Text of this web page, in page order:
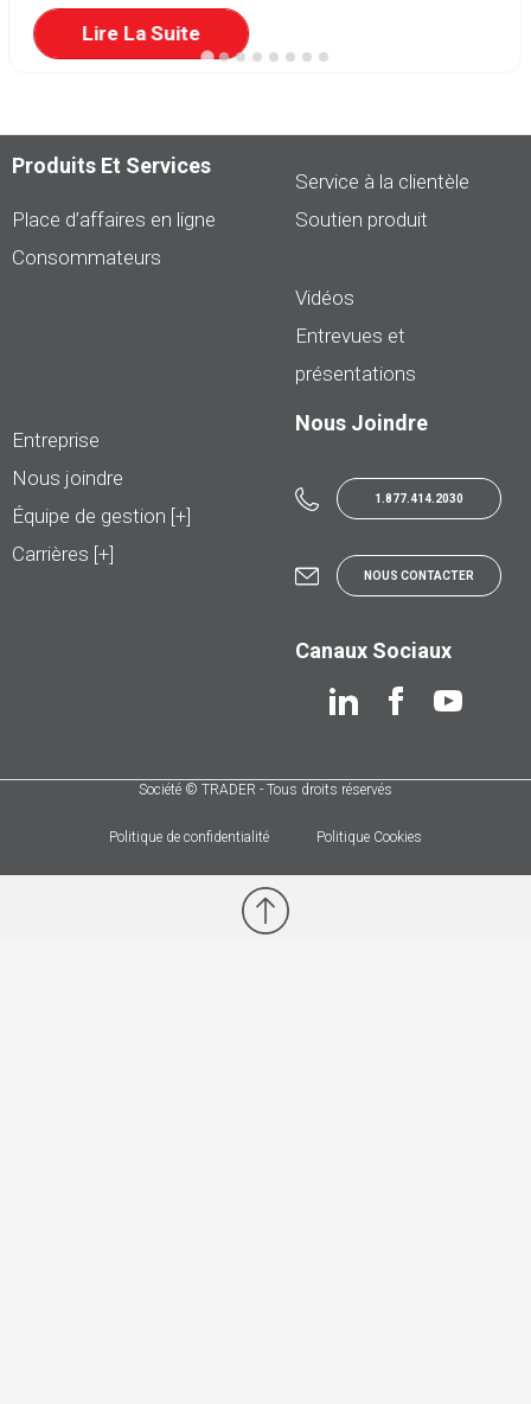
Lire La Suite
Produits Et Services
Place d’affaires en ligne
Consommateurs
Service à la clientèle
Soutien produit
Vidéos
Entrevues et
présentations
Entreprise
Nous joindre
Équipe de gestion [+]
Carrières [+]
Nous Joindre
1.877.414.2030
NOUS CONTACTER
Canaux Sociaux
Société © TRADER - Tous droits réservés
Politique de confidentialité Politique Cookies